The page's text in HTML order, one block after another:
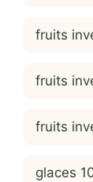
fruits
fruits
fruits
glaces